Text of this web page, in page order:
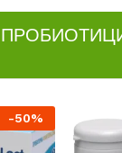
-50%